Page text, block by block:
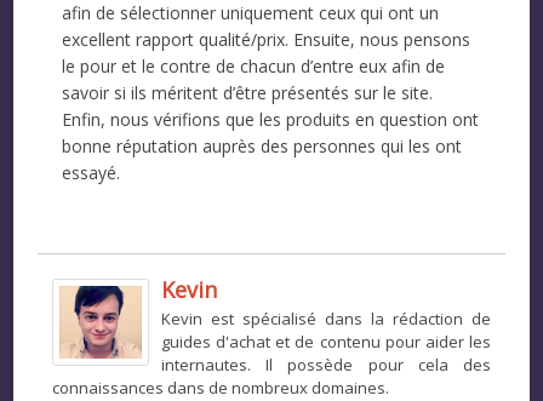
afin de sélectionner uniquement ceux qui ont un
excellent rapport qualité/prix. Ensuite, nous pensons
le pour et le contre de chacun d’entre eux afin de
savoir si ils méritent d’être présentés sur le site.
Enfin, nous vérifions que les produits en question ont
bonne réputation auprès des personnes qui les ont
essayé.
Kevin
Kevin est spécialisé dans la rédaction de
guides d'achat et de contenu pour aider les
internautes. Il possède pour cela des
connaissances dans de nombreux domaines.